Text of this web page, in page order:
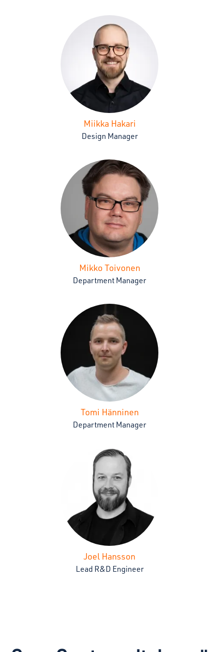
Miikka Hakari
Design Manager
Mikko Toivonen
Department Manager
Tomi Hänninen
Department Manager
Joel Hansson
Lead R&D Engineer